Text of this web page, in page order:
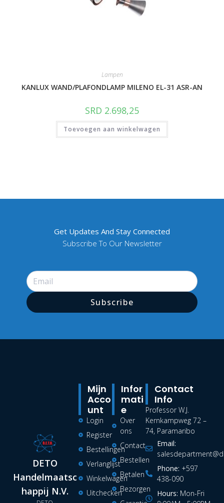
Lampen
KANLUX WAND/PLAFONDLAMP MILENO EL-31 ASR-AN
SRD 2.698,25
Toevoegen aan winkelwagen
Get Updates And Stay Connected
Subscribe To Our Newsletter
Subscribe
DETO
Handelmaatsc
happij N.V.
Infor
Mati
E
Over
ons
Contact
Bestellen
Betalen
Bezorgen
Mijn
Acco
Unt
Login
Register
Bestellingen
Verlanglijst
Winkelwagen
Uitchecken
Contact
Info
Professor W.J.
Kernkampweg 72 –
74, Paramaribo
Email:
Phone: +597
438-090
Hours: Mon-Fri